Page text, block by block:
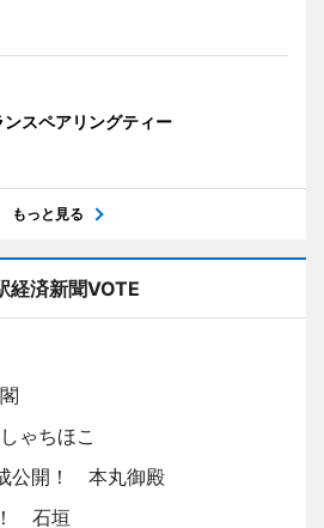
ンスペアリングティー
もっと見る
経済新聞VOTE
ゃちほこ
公開！ 本丸御殿
石垣